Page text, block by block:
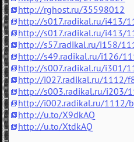
http://rghost.ru/35598012
http://s017.radikal.ru/i413/
http://s017.radikal.ru/i413/
http://s57.radikal.ru/i158/
http://s49.radikal.ru/i126/
http://s007.radikal.ru/i301/
http://i027.radikal.ru/1112/
http://s003.radikal.ru/i203/
http://i002.radikal.ru/1112/
http://u.to/X9dkAQ
http://u.to/XtdkAQ